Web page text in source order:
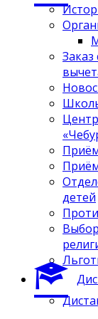
Заказ
детей